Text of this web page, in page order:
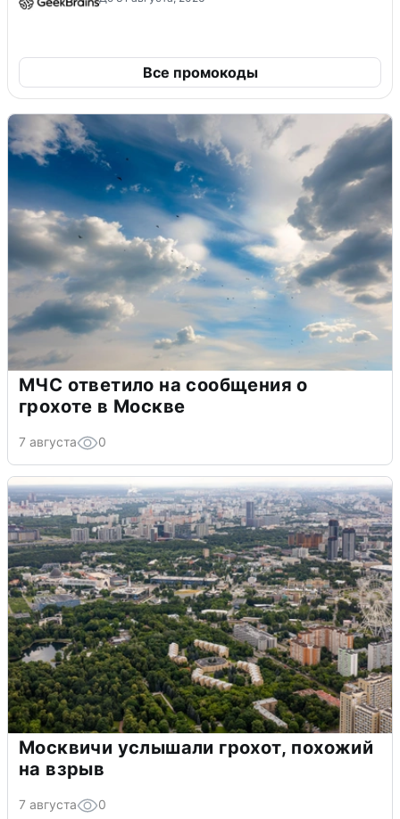
Все промокоды
МЧС ответило на сообщения о
грохоте в Москве
7 августа 0
Москвичи услышали грохот, похожий
на взрыв
7 августа 0